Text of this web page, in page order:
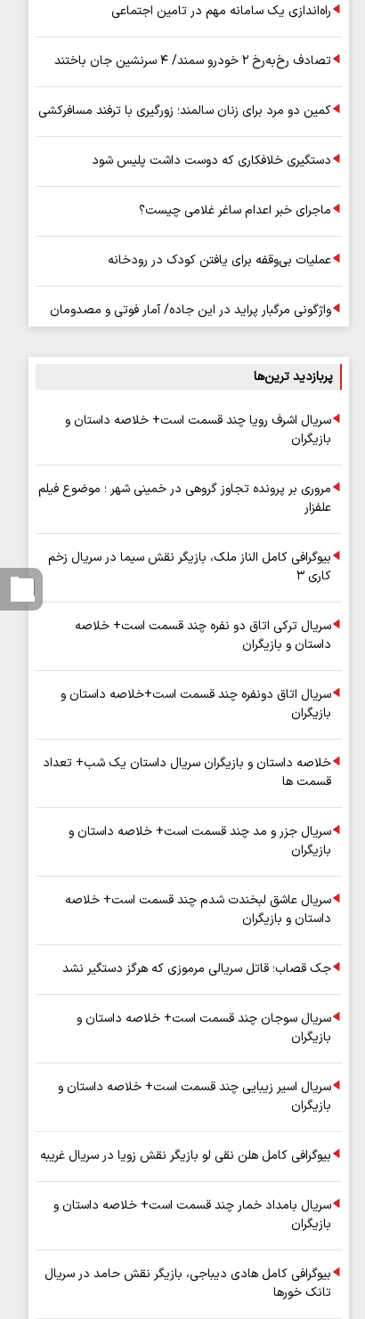
راه‌اندازی یک سامانه مهم در تامین اجتماعی
تصادف رخ‌به‌رخ ۲ خودرو سمند/ ۴ سرنشین جان باختند
کمین دو مرد برای زنان سالمند؛ زورگیری با ترفند مسافرکشی
دستگیری خلافکاری که دوست داشت پلیس شود
ماجرای خبر اعدام ساغر غلامی چیست؟
عملیات بی‌وقفه برای یافتن کودک در رودخانه
واژگونی مرگبار پراید در این جاده/ آمار فوتی و مصدومان
پربازدید ترین‌ها
سریال اشرف رویا چند قسمت است+ خلاصه داستان و
بازیگران
مروری بر پرونده تجاوز گروهی در خمینی شهر ؛ موضوع فیلم
علفزار
بیوگرافی کامل الناز ملک، بازیگر نقش سیما در سریال زخم
کاری ۳
سریال ترکی اتاق دو نفره چند قسمت است+ خلاصه
داستان و بازیگران
سریال اتاق دونفره چند قسمت است+خلاصه داستان و
بازیگران
خلاصه داستان و بازیگران سریال داستان یک شب+ تعداد
قسمت ها
سریال جزر و مد چند قسمت است+ خلاصه داستان و
بازیگران
سریال عاشق لبخندت شدم چند قسمت است+ خلاصه
داستان و بازیگران
جک قصاب؛ قاتل سریالی مرموزی که هرگز دستگیر نشد
سریال سوجان چند قسمت است+ خلاصه داستان و
بازیگران
سریال اسیر زیبایی چند قسمت است+ خلاصه داستان و
بازیگران
بیوگرافی کامل هلن نقی لو بازیگر نقش زویا در سریال غریبه
سریال بامداد خمار چند قسمت است+ خلاصه داستان و
بازیگران
بیوگرافی کامل هادی دیباجی، بازیگر نقش حامد در سریال
تانک خورها